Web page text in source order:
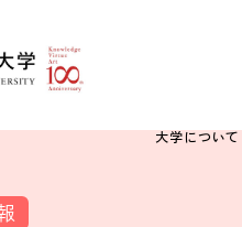
大学について